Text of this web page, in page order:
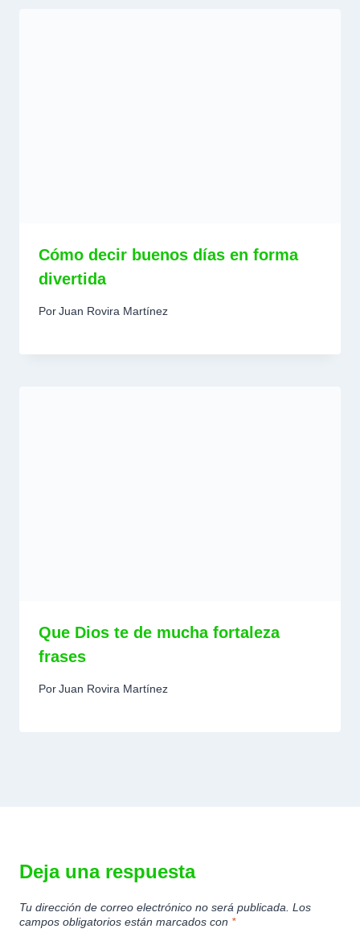
Cómo decir buenos días en forma
divertida
PorJuan Rovira Martínez
Que Dios te de mucha fortaleza
frases
PorJuan Rovira Martínez
Deja una respuesta
Tu dirección de correo electrónico no será publicada. Los
campos obligatorios están marcados con *